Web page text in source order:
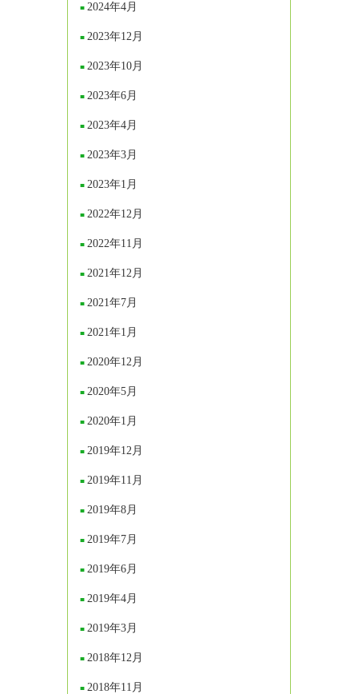
2024年4月
2023年12月
2023年10月
2023年6月
2023年4月
2023年3月
2023年1月
2022年12月
2022年11月
2021年12月
2021年7月
2021年1月
2020年12月
2020年5月
2020年1月
2019年12月
2019年11月
2019年8月
2019年7月
2019年6月
2019年4月
2019年3月
2018年12月
2018年11月